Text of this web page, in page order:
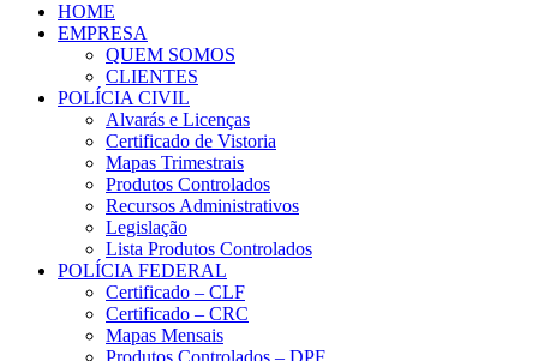
HOME
EMPRESA
QUEM SOMOS
CLIENTES
POLÍCIA CIVIL
Alvarás e Licenças
Certificado de Vistoria
Mapas Trimestrais
Produtos Controlados
Recursos Administrativos
Legislação
Lista Produtos Controlados
POLÍCIA FEDERAL
Certificado – CLF
Certificado – CRC
Mapas Mensais
Produtos Controlados – DPF